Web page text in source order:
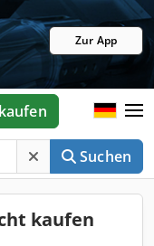
Zur App
Suchen
kaufen